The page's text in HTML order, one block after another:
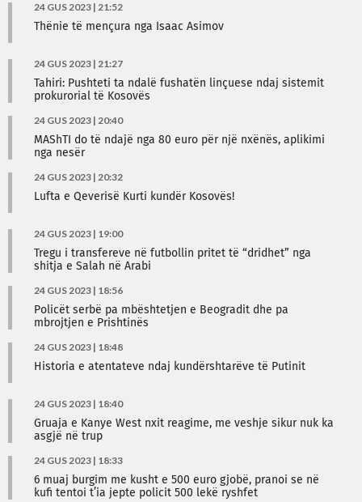
24 GUS 2023 | 21:52
Thënie të mençura nga Isaac Asimov
24 GUS 2023 | 21:27
Tahiri: Pushteti ta ndalë fushatën linçuese ndaj sistemit
prokurorial të Kosovës
24 GUS 2023 | 20:40
MAShTI do të ndajë nga 80 euro për një nxënës, aplikimi
nga nesër
24 GUS 2023 | 20:32
Lufta e Qeverisë Kurti kundër Kosovës!
24 GUS 2023 | 19:00
Tregu i transfereve në futbollin pritet të “dridhet” nga
shitja e Salah në Arabi
24 GUS 2023 | 18:56
Policët serbë pa mbështetjen e Beogradit dhe pa
mbrojtjen e Prishtinës
24 GUS 2023 | 18:48
Historia e atentateve ndaj kundërshtarëve të Putinit
24 GUS 2023 | 18:40
Gruaja e Kanye West nxit reagime, me veshje sikur nuk ka
asgjë në trup
24 GUS 2023 | 18:33
6 muaj burgim me kusht e 500 euro gjobë, pranoi se në
kufi tentoi t’ia jepte policit 500 lekë ryshfet